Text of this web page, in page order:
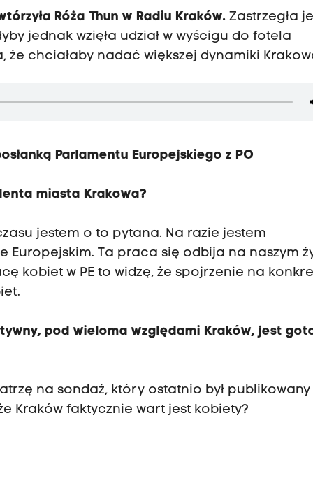
Róża Thun w Radiu Kraków. Zastrzegła
jednak wzięła udział w wyścigu do fotela
że chciałaby nadać większej dynamiki
Parlamentu Europejskiego z PO
miasta Krakowa?
jestem o to pytana. Na razie jestem
Ta praca się odbija na naszym
kobiet w PE to widzę, że spojrzenie na
pod wieloma względami Kraków, jest
na sondaż, który ostatnio był
Kraków faktycznie wart jest kobiety?